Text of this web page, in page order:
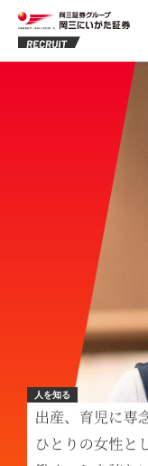
人を知る